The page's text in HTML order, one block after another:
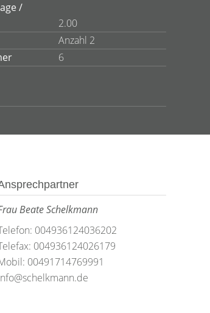
/
2.00
Anzahl 2
6
Beate Schelkmann
004936124036202
004936124026179
00491714769991